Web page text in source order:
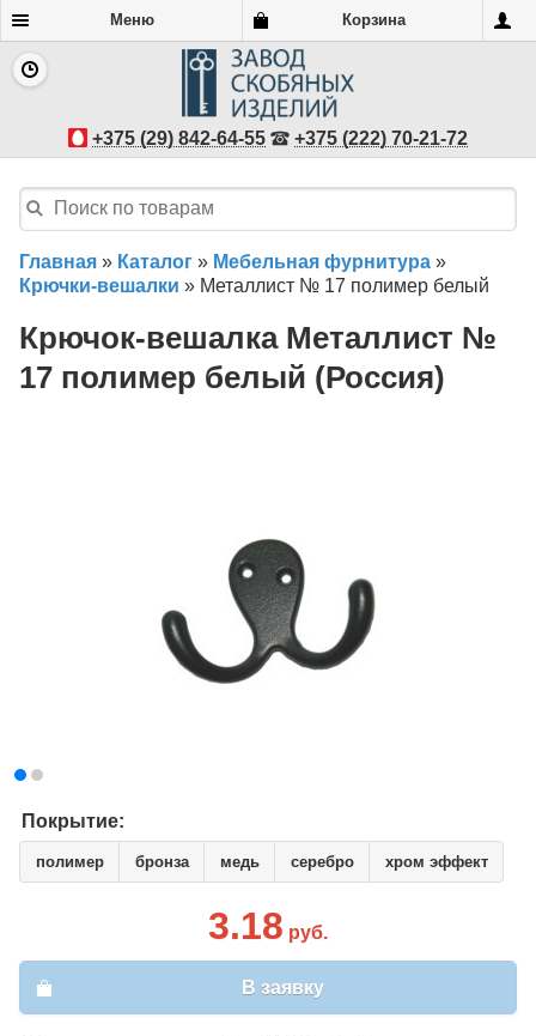
Меню Корзина
+375 (29) 842-64-55 +375 (222) 70-21-72
Главная » Каталог » Мебельная фурнитура »
Крючки-вешалки » Металлист № 17 полимер белый
Крючок-вешалка Металлист №
17 полимер белый (Россия)
Покрытие:
полимер бронза медь серебро хром эффект
3.18 руб.
В заявку